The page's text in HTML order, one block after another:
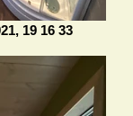
19 16 33